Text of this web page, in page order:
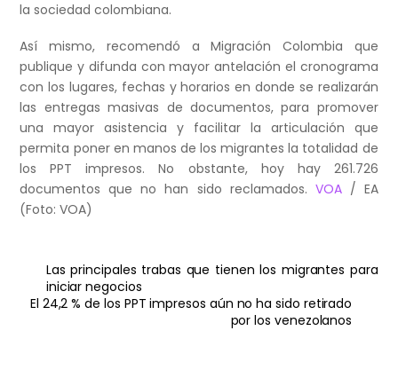
la sociedad colombiana.
Así mismo, recomendó a Migración Colombia que
publique y difunda con mayor antelación el cronograma
con los lugares, fechas y horarios en donde se realizarán
las entregas masivas de documentos, para promover
una mayor asistencia y facilitar la articulación que
permita poner en manos de los migrantes la totalidad de
los PPT impresos. No obstante, hoy hay 261.726
documentos que no han sido reclamados. VOA/ EA
(Foto: VOA)
Las principales trabas que tienen los migrantes para
iniciar negocios
El 24,2 % de los PPT impresos aún no ha sido retirado
por los venezolanos